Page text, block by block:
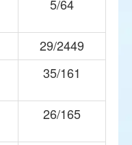
5/64
29/2449
35/161
26/165